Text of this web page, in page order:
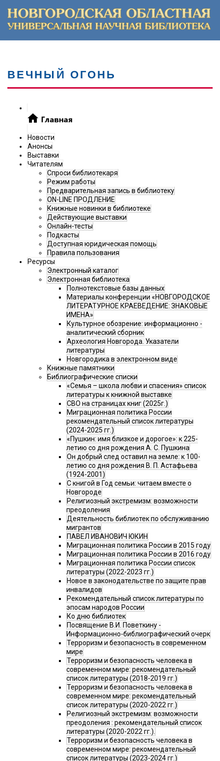
ВЕЧНЫЙ ОГОНЬ
Новости
Анонсы
Выставки
Читателям
Спроси библиотекаря
Режим работы
Предварительная запись в библиотеку
ON-LINE ПРОДЛЕНИЕ
Книжные новинки в библиотеке
Действующие выставки
Онлайн-тесты
Подкасты
Доступная юридическая помощь
Правила пользования
Ресурсы
Электронный каталог
Электронная библиотека
Полнотекстовые базы данных
Материалы конференции «НОВГОРОДСКОЕ
ЛИТЕРАТУРНОЕ КРАЕВЕДЕНИЕ: ЗНАКОВЫЕ
ИМЕНА»
Культурное обозрение: информационно -
аналитический сборник
Археология Новгорода. Указатели
литературы
Новгородика в электронном виде
Книжные памятники
Библиографические списки
«Семья – школа любви и спасения» список
литературы к книжной выставке
СВО на страницах книг (2025г.)
Миграционная политика России
рекомендательный список литературы
(2024-2025 гг.)
«Пушкин: имя близкое и дорогое»: к 225-
летию со дня рождения А. С. Пушкина
Он добрый след оставил на земле: к 100-
летию со дня рождения В. П. Астафьева
(1924-2001)
С книгой в Год семьи: читаем вместе о
Новгороде
Религиозный экстремизм: возможности
преодоления
Деятельность библиотек по обслуживанию
мигрантов
ПАВЕЛ ИВАНОВИЧ ЮКИН
Миграционная политика России в 2015 году
Миграционная политика России в 2016 году
Миграционная политика России список
литературы (2022-2023 гг.)
Новое в законодательстве по защите прав
инвалидов
Рекомендательный список литературы по
эпосам народов России
Ко дню библиотек
Посвящение В.И. Поветкину -
Информационно-библиографический очерк
Терроризм и безопасность в современном
мире
Терроризм и безопасность человека в
современном мире: рекомендательный
список литературы (2018-2019 гг.)
Терроризм и безопасность человека в
современном мире: рекомендательный
список литературы (2020-2022 гг.)
Религиозный экстремизм: возможности
преодоления : рекомендательный список
литературы (2020-2022 гг.).
Терроризм и безопасность человека в
современном мире: рекомендательный
список литературы (2023-2024 гг.)